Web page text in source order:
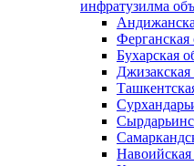
инфратузилма
Ферганская
Бухарская
Джизакская
Навоийская